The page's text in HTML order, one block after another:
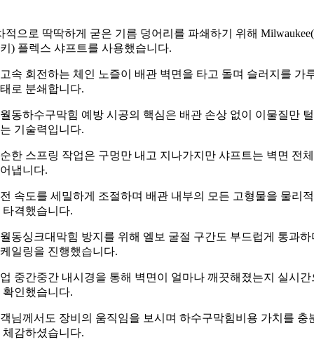
적으로 딱딱하게 굳은 기름 덩어리를 파쇄하기 위해
) 플렉스 샤프트를 사용했습니다.
속 회전하는 체인 노즐이 배관 벽면을 타고 돌며 슬러지를 가
로 분쇄합니다.
동하수구막힘 예방 시공의 핵심은 배관 손상 없이 이물질만
기술력입니다.
한 스프링 작업은 구멍만 내고 지나가지만 샤프트는 벽면 전
냅니다.
속도를 세밀하게 조절하며 배관 내부의 모든 고형물을 물리
타격했습니다.
동싱크대막힘 방지를 위해 엘보 굴절 구간도 부드럽게 통과하
일링을 진행했습니다.
중간중간 내시경을 통해 벽면이 얼마나 깨끗해졌는지 실시간
확인했습니다.
님께서도 장비의 움직임을 보시며 하수구막힘비용 가치를 충
체감하셨습니다.